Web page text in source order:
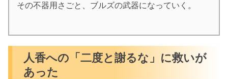
その不器用さごと、ブルズの武器になっていく。
人香への「二度と謝るな」に救いが
あった